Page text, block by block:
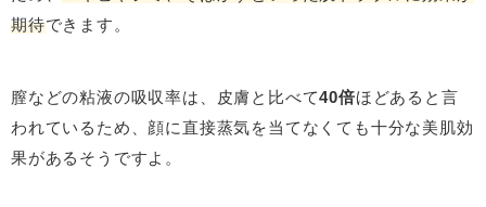
期待できます。
膣などの粘液の吸収率は、皮膚と比べて40倍ほどあると言
われているため、顔に直接蒸気を当てなくても十分な美肌効
果があるそうですよ。